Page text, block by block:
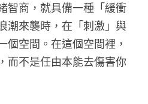
智商，就具備一種「緩衝
潮來襲時，在「刺激」與
個空間。在這個空間裡，
而不是任由本能去傷害你